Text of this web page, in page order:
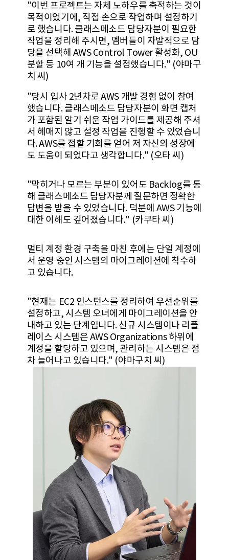
"이번 프로젝트는 자체 노하우를 축적하는 것이
목적이었기에, 직접 손으로 작업하며 설정하기
로 했습니다. 클래스메소드 담당자분이 필요한
작업을 정리해 주시면, 멤버들이 자발적으로 담
당을 선택해 AWS Control Tower 활성화, OU
분할 등 10여 개 기능을 설정했습니다." (야마구
치 씨)
"당시 입사 2년차로 AWS 개발 경험 없이 참여
했습니다. 클래스메소드 담당자분이 화면 캡처
가 포함된 알기 쉬운 작업 가이드를 제공해 주셔
서 헤매지 않고 설정 작업을 진행할 수 있었습니
다. AWS를 접할 기회를 얻어 저 자신의 성장에
도 도움이 되었다고 생각합니다." (오타 씨)
"막히거나 모르는 부분이 있어도 Backlog를 통
해 클래스메소드 담당자분께 질문하면 정확한
답변을 받을 수 있었습니다. 덕분에 AWS 기능에
대한 이해도 깊어졌습니다." (카쿠타 씨)
멀티 계정 환경 구축을 마친 후에는 단일 계정에
서 운영 중인 시스템의 마이그레이션에 착수하
고 있습니다.
"현재는 EC2 인스턴스를 정리하여 우선순위를
설정하고, 시스템 오너에게 마이그레이션을 안
내하고 있는 단계입니다. 신규 시스템이나 리플
레이스 시스템은 AWS Organizations 하위에
계정을 할당하고 있으며, 관리하는 시스템은 점
차 늘어나고 있습니다." (야마구치 씨)